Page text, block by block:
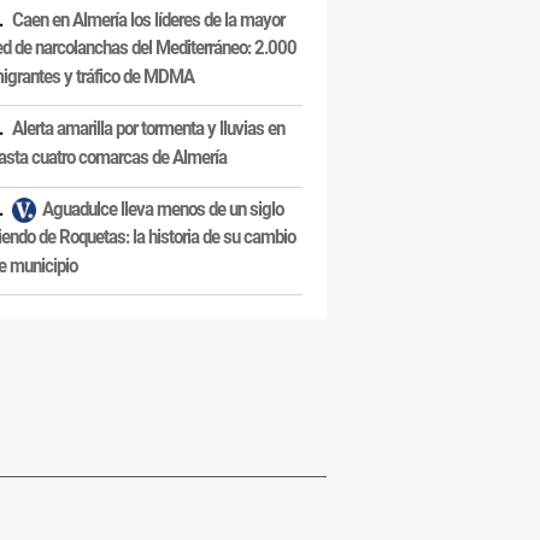
Caen en Almería los líderes de la mayor
de narcolanchas del Mediterráneo: 2.000
y tráfico de MDMA
Alerta amarilla por tormenta y lluvias en
cuatro comarcas de Almería
Aguadulce lleva menos de un siglo
de Roquetas: la historia de su cambio
municipio